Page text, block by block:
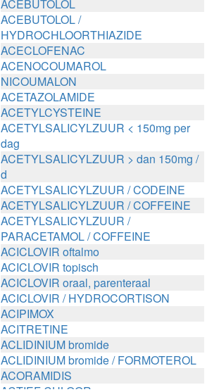
ACEBUTOLOL
ACEBUTOLOL /
HYDROCHLOORTHIAZIDE
ACECLOFENAC
ACENOCOUMAROL
NICOUMALON
ACETAZOLAMIDE
ACETYLCYSTEINE
ACETYLSALICYLZUUR < 150mg per
dag
ACETYLSALICYLZUUR > dan 150mg /
d
ACETYLSALICYLZUUR / CODEINE
ACETYLSALICYLZUUR / COFFEINE
ACETYLSALICYLZUUR /
PARACETAMOL / COFFEINE
ACICLOVIR oftalmo
ACICLOVIR topisch
ACICLOVIR oraal, parenteraal
ACICLOVIR / HYDROCORTISON
ACIPIMOX
ACITRETINE
ACLIDINIUM bromide
ACLIDINIUM bromide / FORMOTEROL
ACORAMIDIS